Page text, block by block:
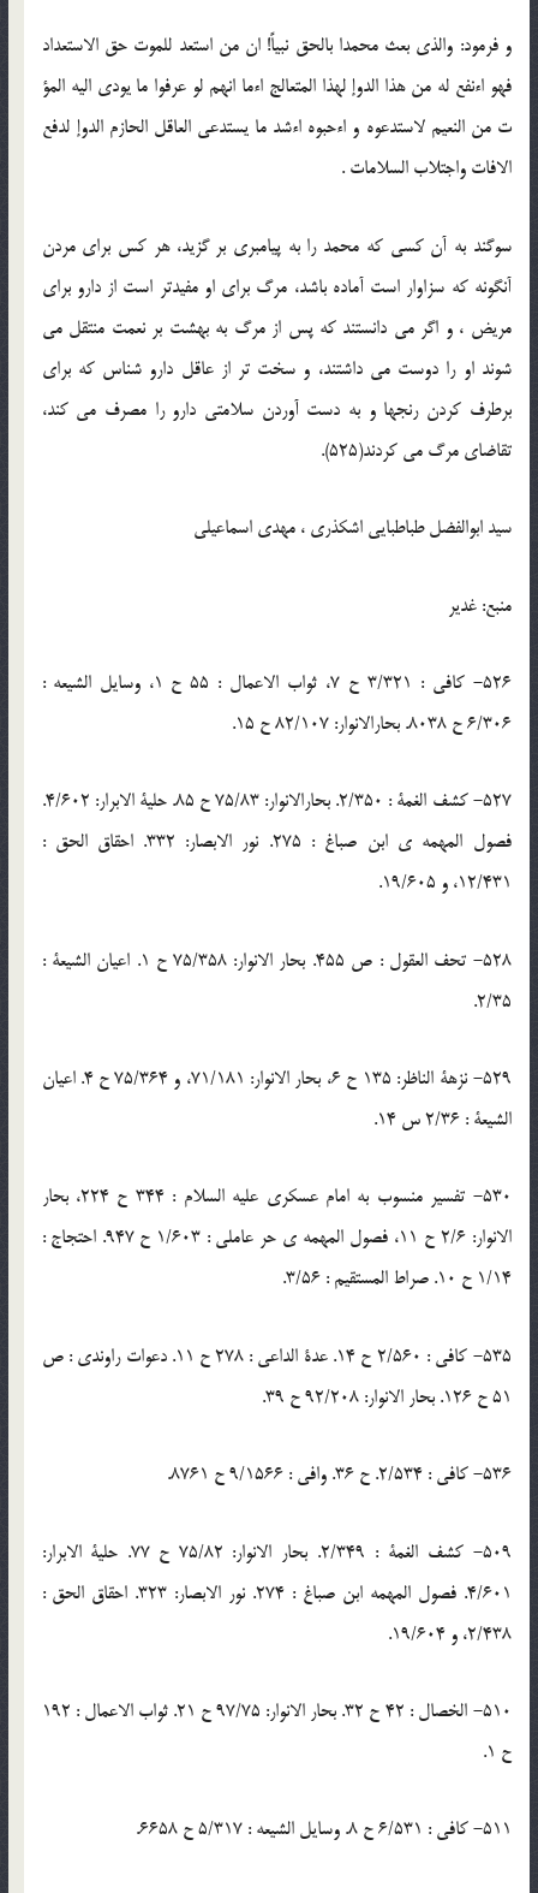
و فرمود: والذى بعث محمدا بالحق نبياً! ان من استعد للموت حق الاستعداد
فهو اءنفع له من هذا الدوإ لهذا المتعالج اءما انهم لو عرفوا ما يودى اليه المؤ
ت من النعيم لاستدعوه و اءحبوه اءشد ما يستدعى العاقل الحازم الدوإ لدفع
الافات واجتلاب السلامات .
سوگند به آن كسى كه محمد را به پيامبرى بر گزيد، هر كس براى مردن
آنگونه كه سزاوار است آماده باشد، مرگ براى او مفيدتر است از دارو براى
مريض ، و اگر مى دانستند كه پس از مرگ به بهشت بر نعمت منتقل مى
شوند او را دوست مى داشتند، و سخت تر از عاقل دارو شناس كه براى
برطرف كردن رنجها و به دست آوردن سلامتى دارو را مصرف مى كند،
تقاضاى مرگ مى كردند(525).
سيد ابوالفضل طباطبايى اشكذرى ، مهدى اسماعيلى
منبع: غدیر
526- كافى : 3/321 ح 7، ثواب الاعمال : 55 ح 1، وسايل الشيعه :
6/306 ح 8038. بحارالانوار: 82/107 ح 15.
527- كشف الغمة : 2/350. بحارالانوار: 75/83 ح 85. حلية الابرار: 4/602.
فصول المهمه ى ابن صباغ : 275. نور الابصار: 332. احقاق الحق :
12/431، و 19/605.
528- تحف العقول : ص 455. بحار الانوار: 75/358 ح 1. اعيان الشيعة :
2/35.
529- نزهة الناظر: 135 ح 6، بحار الانوار: 71/181، و 75/364 ح 4. اعيان
الشيعة : 2/36 س 14.
530- تفسير منسوب به امام عسكرى عليه السلام : 344 ح 224، بحار
الانوار: 2/6 ح 11، فصول المهمه ى حر عاملى : 1/603 ح 947. احتجاج :
1/14 ح 10. صراط المستقيم : 3/56.
535- كافى : 2/560 ح 14. عدة الداعى : 278 ح 11. دعوات راوندى : ص
51 ح 126. بحار الانوار: 92/208 ح 39.
536- كافى : 2/534. ح 36. وافى : 9/1566 ح 8761.
509- كشف الغمة : 2/349. بحار الانوار: 75/82 ح 77. حلية الابرار:
4/601. فصول المهمه ابن صباغ : 274. نور الابصار: 323. احقاق الحق :
2/438، و 19/604.
510- الخصال : 42 ح 32. بحار الانوار: 97/75 ح 21. ثواب الاعمال : 192
ح 1.
511- كافى : 6/531 ح 8. وسايل الشيعه : 5/317 ح 6658.